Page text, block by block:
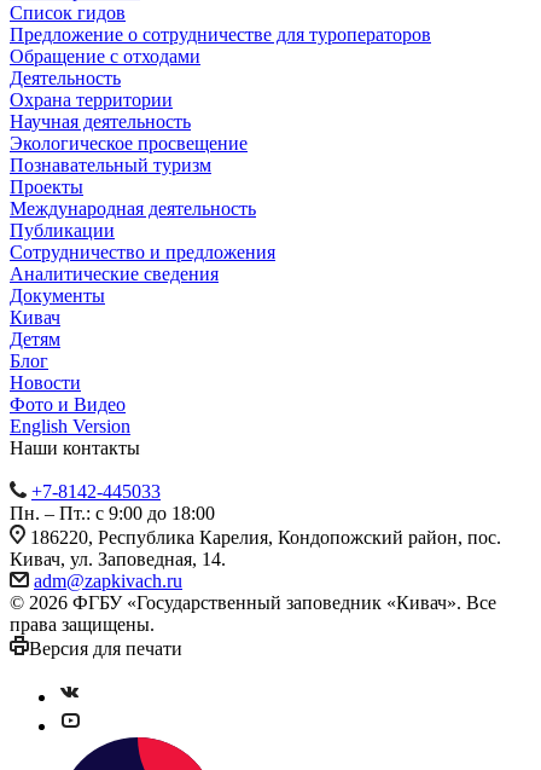
Список гидов
Предложение о сотрудничестве для туроператоров
Обращение с отходами
Деятельность
Охрана территории
Научная деятельность
Экологическое просвещение
Познавательный туризм
Проекты
Международная деятельность
Публикации
Сотрудничество и предложения
Аналитические сведения
Документы
Кивач
Детям
Блог
Новости
Фото и Видео
English Version
Наши контакты
+7-8142-445033
Пн. – Пт.: с 9:00 до 18:00
186220, Республика Карелия, Кондопожский район, пос.
Кивач, ул. Заповедная, 14.
adm@zapkivach.ru
© 2026 ФГБУ «Государственный заповедник «Кивач». Все
права защищены.
Версия для печати